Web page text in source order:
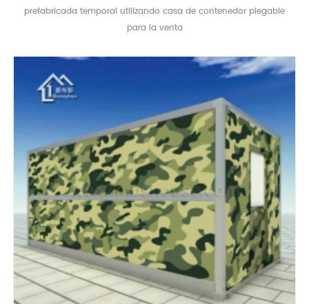
prefabricada temporal utilizando casa de contenedor plegable
para la venta